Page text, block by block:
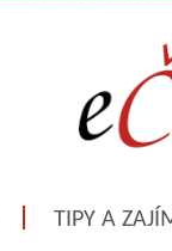
TIPY A